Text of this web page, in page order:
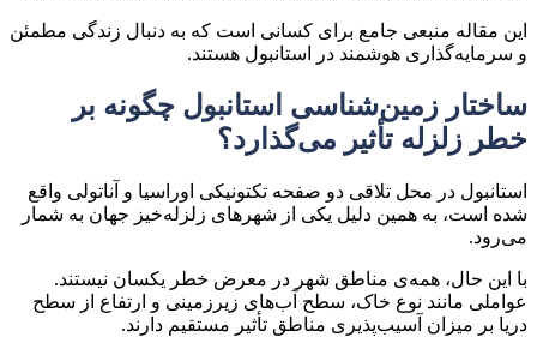
این مقاله منبعی جامع برای کسانی است که به دنبال زندگی مطمئن
و سرمایه‌گذاری هوشمند در استانبول هستند.
ساختار زمین‌شناسی استانبول چگونه بر
خطر زلزله تأثیر می‌گذارد؟
استانبول در محل تلاقی دو صفحه تکتونیکی اوراسیا و آناتولی واقع
شده است، به همین دلیل یکی از شهرهای زلزله‌خیز جهان به شمار
می‌رود.
با این حال، همه‌ی مناطق شهر در معرض خطر یکسان نیستند.
عواملی مانند نوع خاک، سطح آب‌های زیرزمینی و ارتفاع از سطح
دریا بر میزان آسیب‌پذیری مناطق تأثیر مستقیم دارند.